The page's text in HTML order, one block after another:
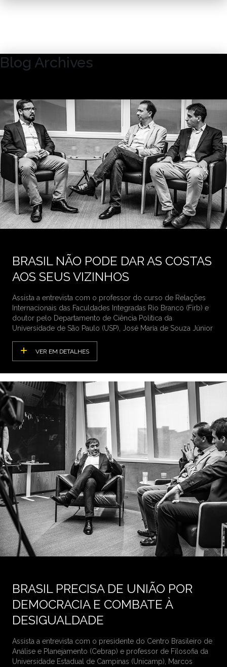
Blog Archives
BRASIL NÃO PODE DAR AS COSTAS
AOS SEUS VIZINHOS
Assista a entrevista com o professor do curso de Relações
Internacionais das Faculdades Integradas Rio Branco (Firb) e
doutor pelo Departamento de Ciência Política da
Universidade de São Paulo (USP), José Maria de Souza Júnior
VER EM DETALHES
BRASIL PRECISA DE UNIÃO POR
DEMOCRACIA E COMBATE À
DESIGUALDADE
Assista a entrevista com o presidente do Centro Brasileiro de
Análise e Planejamento (Cebrap) e professor de Filosofia da
Universidade Estadual de Campinas (Unicamp), Marcos